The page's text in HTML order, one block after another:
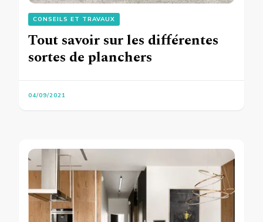
CONSEILS ET TRAVAUX
Tout savoir sur les différentes
sortes de planchers
04/09/2021